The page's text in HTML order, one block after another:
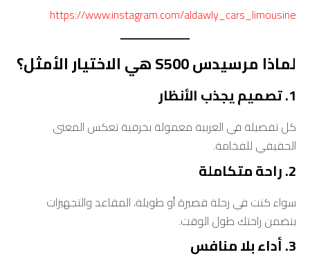
https://www.instagram.com/aldawly_cars_limousine
لماذا مرسيدس S500 هي الاختيار الأمثل؟
1. تصميم يجذب الأنظار
كل تفصيلة في العربية معمولة بحرفية تعكس المعنى
الحقيقي للفخامة.
2. راحة متكاملة
سواء كنت في رحلة قصيرة أو طويلة، المقاعد والتجهيزات
بتضمن راحتك طول الوقت.
3. أداء بلا منافس